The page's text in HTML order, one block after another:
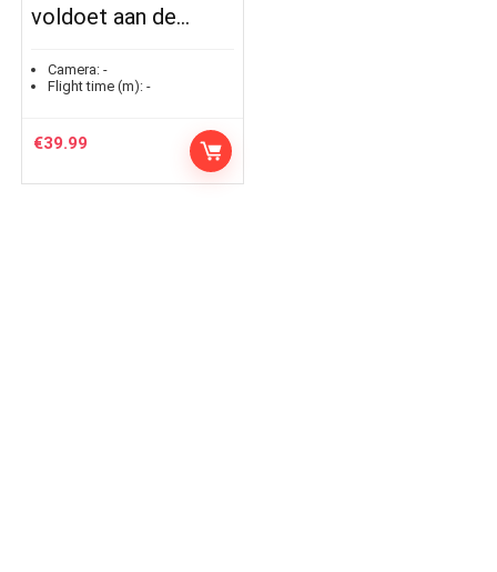
voldoet aan de…
Camera: -
Flight time (m): -
€39.99